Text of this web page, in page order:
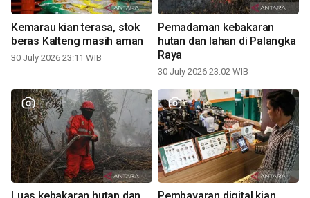
Kemarau kian terasa, stok
beras Kalteng masih aman
30 July 2026 23:11 WIB
Pemadaman kebakaran
hutan dan lahan di Palangka
Raya
30 July 2026 23:02 WIB
Luas kebakaran hutan dan
Pembayaran digital kian